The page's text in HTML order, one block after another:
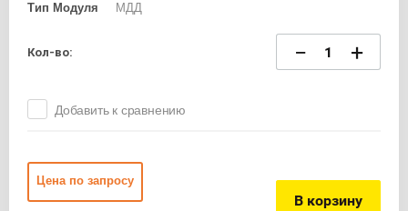
Тип Модуля МДД
Кол-во: − +
Добавить к сравнению
Цена по запросу
В корзину